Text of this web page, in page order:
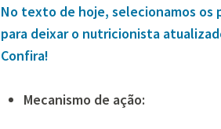
No texto de hoje, selecionamos
para deixar o nutricionista
Confira!
Mecanismo de ação: